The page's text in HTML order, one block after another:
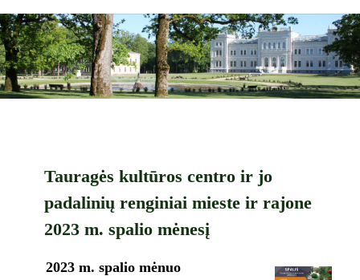
Tauragės kultūros centro ir jo
padalinių renginiai mieste ir rajone
2023 m. spalio mėnesį
2023 m. spalio mėnuo